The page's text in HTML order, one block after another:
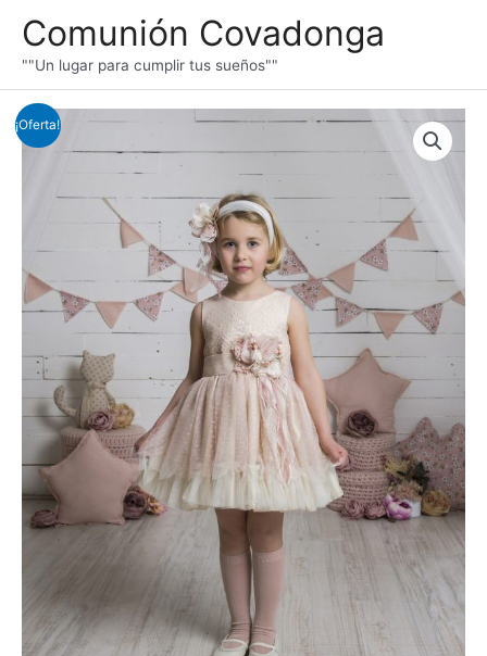
contenido
Comunión Covadonga
""Un lugar para cumplir tus sueños""
¡Oferta!